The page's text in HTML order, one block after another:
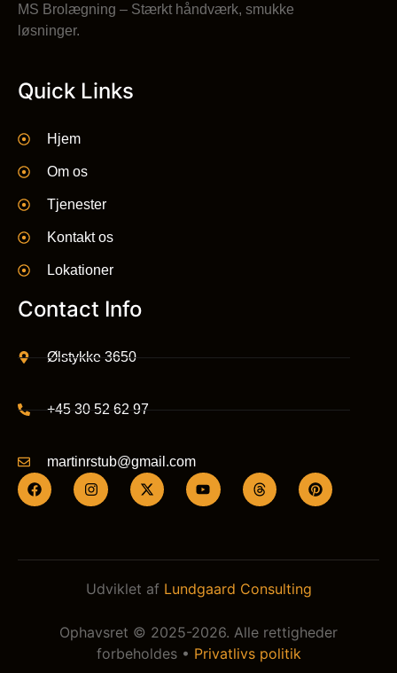
MS Brolægning – Stærkt håndværk, smukke
løsninger.
Quick Links
Hjem
Om os
Tjenester
Kontakt os
Lokationer
Contact Info
Ølstykke 3650
+45 30 52 62 97
martinrstub@gmail.com
Udviklet af Lundgaard Consulting
Ophavsret © 2025-2026. Alle rettigheder
forbeholdes • Privatlivs politik